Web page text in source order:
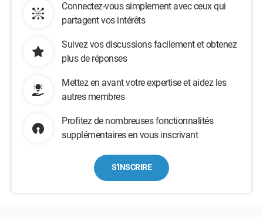
Connectez-vous simplement avec ceux qui
partagent vos intérêts
Suivez vos discussions facilement et obtenez
plus de réponses
Mettez en avant votre expertise et aidez les
autres membres
Profitez de nombreuses fonctionnalités
supplémentaires en vous inscrivant
S'INSCRIRE